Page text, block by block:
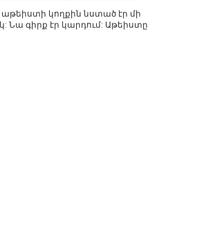
աթեիստի կողքին նստած էր մի
Նա գիրք էր կարդում: Աթեիստը